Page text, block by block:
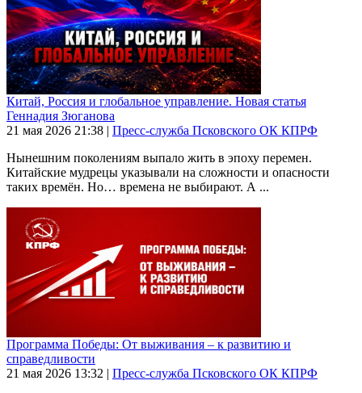
Китай, Россия и глобальное управление. Новая статья
Геннадия Зюганова
21 мая 2026 21:38 | Пресс-служба Псковского ОК КПРФ
Нынешним поколениям выпало жить в эпоху перемен.
Китайские мудрецы указывали на сложности и опасности
таких времён. Но… времена не выбирают. А ...
Программа Победы: От выживания – к развитию и
справедливости
21 мая 2026 13:32 | Пресс-служба Псковского ОК КПРФ